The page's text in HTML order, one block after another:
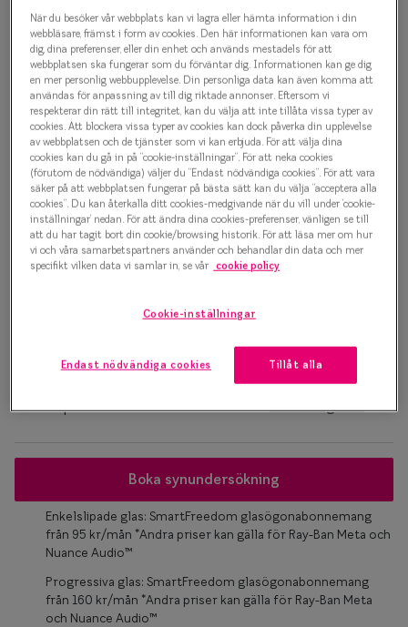
Taberg
Trender
Efva Attling 0IY2097 1
Glasögonbåge
1 500 kr
Välj färg:
Svart
120-126 mm
Osäker på vilken storlek du har? Se vår Storleksguide
Boka synundersökning
Enkelslipade glas: SmartFreedom glasögonabonnemang
från 95 kr/mån *Andra priser kan gälla för Ray-Ban Meta och
Nuance Audio™
Progressiva glas: SmartFreedom glasögonabonnemang
från 160 kr/mån *Andra priser kan gälla för Ray-Ban Meta
och Nuance Audio™
När du besöker vår webbplats kan vi lagra eller hämta information i din
webbläsare, främst i form av cookies. Den här informationen kan vara om
dig, dina preferenser, eller din enhet och används mestadels för att
webbplatsen ska fungerar som du förväntar dig. Informationen kan ge dig
en mer personlig webbupplevelse. Din personliga data kan även komma att
användas för anpassning av till dig riktade annonser. Eftersom vi
respekterar din rätt till integritet, kan du välja att inte tillåta vissa typer av
cookies. Att blockera vissa typer av cookies kan dock påverka din upplevelse
av webbplatsen och de tjänster som vi kan erbjuda. För att välja dina
cookies kan du gå in på ”cookie-inställningar”. För att neka cookies
(förutom de nödvändiga) väljer du ”Endast nödvändiga cookies”. För att vara
säker på att webbplatsen fungerar på bästa sätt kan du välja ”acceptera alla
cookies”. Du kan återkalla ditt cookies-medgivande när du vill under ’cookie-
inställningar’ nedan. För att ändra dina cookies-preferenser, vänligen se till
att du har tagit bort din cookie/browsing historik. För att läsa mer om hur
vi och våra samarbetspartners använder och behandlar din data och mer
specifikt vilken data vi samlar in, se vår cookie policy
Cookie-inställningar
Endast nödvändiga cookies Tillåt alla